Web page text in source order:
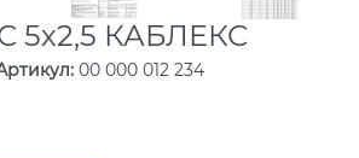
5х2,5 КАБЛЕКС
: 00 000 012 234